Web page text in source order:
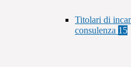
Titolari di
consulenza 15